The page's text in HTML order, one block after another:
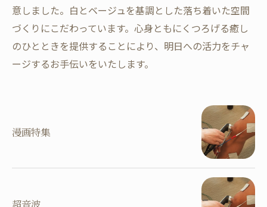
意しました。白とベージュを基調とした落ち着いた空間
づくりにこだわっています。心身ともにくつろげる癒し
のひとときを提供することにより、明日への活力をチャ
ージするお手伝いをいたします。
漫画特集
超音波